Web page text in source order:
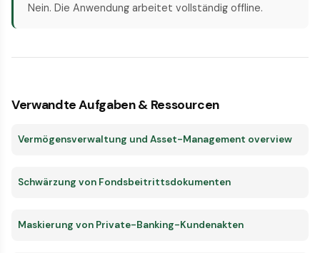
Nein. Die Anwendung arbeitet vollständig offline.
Verwandte Aufgaben & Ressourcen
Vermögensverwaltung und Asset-Management overview
Schwärzung von Fondsbeitrittsdokumenten
Maskierung von Private-Banking-Kundenakten